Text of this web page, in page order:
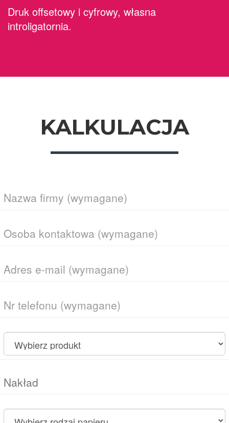
Druk offsetowy i cyfrowy, własna
introligatornia.
KALKULACJA